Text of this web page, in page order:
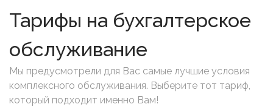
Тарифы на бухгалтерское
обслуживание
Мы предусмотрели для Вас самые лучшие условия
комплексного обслуживания. Выберите тот тариф,
который подходит именно Вам!